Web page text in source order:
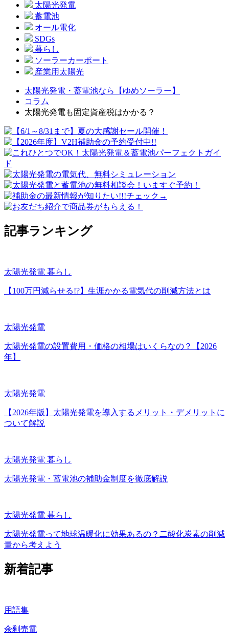
太陽光発電
蓄電池
オール電化
SDGs
暮らし
ソーラーカーポート
産業用太陽光
太陽光発電・蓄電池なら【ゆめソーラー】
コラム
太陽光発電も固定資産税はかかる？
記事ランキング
太陽光発電 暮らし
【100万円減らせる!?】生涯かかる電気代の削減方法とは
太陽光発電
太陽光発電の設置費用・価格の相場はいくらなの？【2026
年】
太陽光発電
【2026年版】太陽光発電を導入するメリット・デメリットに
ついて解説
太陽光発電 暮らし
太陽光発電・蓄電池の補助金制度を徹底解説
太陽光発電 暮らし
太陽光発電って地球温暖化に効果あるの？二酸化炭素の削減
量から考えよう
新着記事
用語集
余剰売電